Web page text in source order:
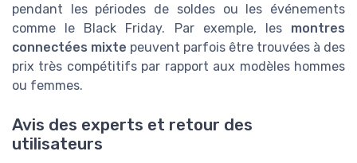
pendant les périodes de soldes ou les événements
comme le Black Friday. Par exemple, les montres
connectées mixte peuvent parfois être trouvées à des
prix très compétitifs par rapport aux modèles hommes
ou femmes.
Avis des experts et retour des
utilisateurs